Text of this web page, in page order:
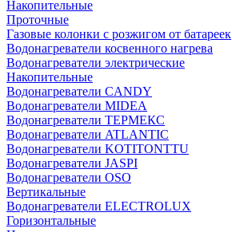
Накопительные
Проточные
Газовые колонки с розжигом от батареек
Водонагреватели косвенного нагрева
Водонагреватели электрические
Накопительные
Водонагреватели CANDY
Водонагреватели MIDEA
Водонагреватели ТЕРМЕКС
Водонагреватели ATLANTIC
Водонагреватели KOTITONTTU
Водонагреватели JASPI
Водонагреватели OSO
Вертикальные
Водонагреватели ELECTROLUX
Горизонтальные